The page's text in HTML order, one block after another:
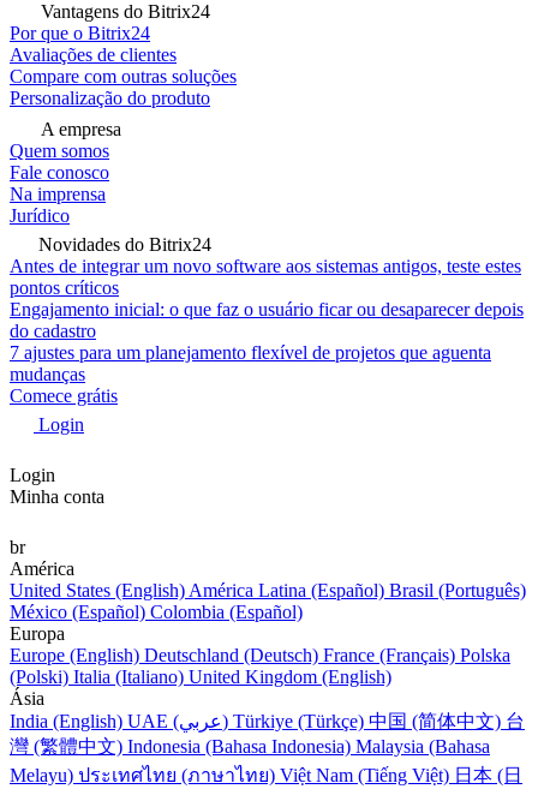
Vantagens do Bitrix24
Por que o Bitrix24
Avaliações de clientes
Compare com outras soluções
Personalização do produto
A empresa
Quem somos
Fale conosco
Na imprensa
Jurídico
Novidades do Bitrix24
Antes de integrar um novo software aos sistemas antigos, teste estes
pontos críticos
Engajamento inicial: o que faz o usuário ficar ou desaparecer depois
do cadastro
7 ajustes para um planejamento flexível de projetos que aguenta
mudanças
Comece grátis
Login
Login
Minha conta
br
América
United States (English) América Latina (Español) Brasil (Português)
México (Español) Colombia (Español)
Europa
Europe (English) Deutschland (Deutsch) France (Français) Polska
(Polski) Italia (Italiano) United Kingdom (English)
Ásia
India (English)
UAE (عربي) Türkiye (Türkçe) 中国 (简体中文) 台
灣 (繁體中文) Indonesia (Bahasa Indonesia) Malaysia (Bahasa
Melayu) ประเทศไทย (ภาษาไทย) Việt Nam (Tiếng Việt) 日本 (日